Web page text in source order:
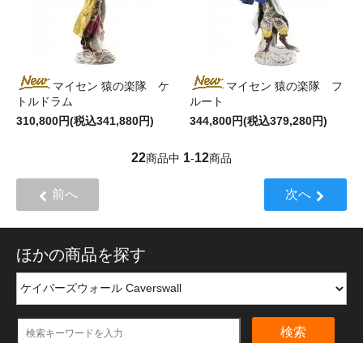
マイセン 猿の楽隊 ケ
トルドラム
310,800円(税込341,880円)
マイセン 猿の楽隊 フ
ルート
344,800円(税込379,280円)
22商品中 1-12商品
前へ 次へ
ほかの商品を探す
検索